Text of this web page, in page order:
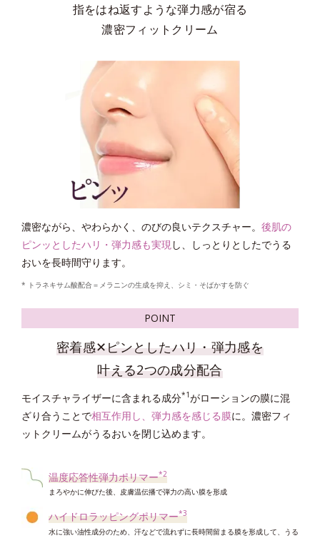
高評価を誇るオルビス屈指の人気洗顔料。泡の密着力
を両立させる設計。
*1 剥がれずに肌に蓄積した古い角層
*3 洗浄による物理的効果
2つを両立する
「マイルドピーリング処方 EX」
蓄積した古い角質をおだやかに取り去る「高密着泡成分*5」
と、洗顔後に肌に残る「シルキースムース成分*6」を配合。
ローションがなじみやすい肌に。
高密着泡成分
吸着力をアップさせ蓄積した角層を絡めとりやすくする
レイヤーリムーバー*7
化粧水がなじみにくくなる年齢肌 に着目。つけた瞬間
するテクスチャー
に。ハンドプレスするとうるお
いで満ちたハリ感を即体感。
* トラネキサム酸配合＝メラニンの生成を抑え、シミ・そばかすを防ぐ
*2 年齢を重ねた肌
POINT
後肌のうるおいにアプローチする
2つの成分配合。
絶妙なコクがありながら、塗布すると瞬時に伸び広がって染
みわたるようなテクスチャー。
うるおいを肌すみずみ*3に行き渡らせ閉じ込めます。
浸透型ラメラポリマーミセル *4
バリア機能、水分保持などを保つ成分が浸透し、うるおいとハリにアプロー
チ。
指をはね返すような弾力感が宿る
濃密フィットクリーム
濃密ながら、やわらかく、のびの良いテクスチャー。 後肌の
ピンッとしたハリ・弾力感も実現し、しっとりとしたでうる
おいを長時間守ります。
* トラネキサム酸配合＝メラニンの生成を抑え、シミ・そばかすを防ぐ
POINT
密着感✕ピンとしたハリ・弾力感を
叶える2つの成分配合
モイスチャライザーに含まれる成分*1がローションの膜に混
ざり合うことで相互作用し、弾力感を感じる膜に。濃密フィ
ットクリームがうるおいを閉じ込めます。
温度応答性弾力ポリマー*2
まろやかに伸びた後、皮膚温伝播で弾力の高い膜を形成
ハイドロラッピングポリマー*3
水に強い油性成分のため、汗などで流れずに長時間留まる膜を形成して、うる